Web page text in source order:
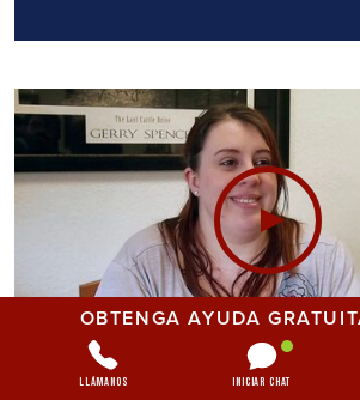
OBTENGA AYUDA
Llámanos Iniciar chat